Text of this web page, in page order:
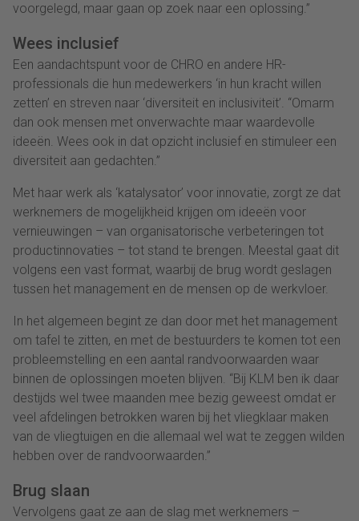
voorgelegd, maar gaan op zoek naar een oplossing.”
Wees inclusief
Een aandachtspunt voor de CHRO en andere HR-
professionals die hun medewerkers ‘in hun kracht willen
zetten’ en streven naar ‘diversiteit en inclusiviteit’. “Omarm
dan ook mensen met onverwachte maar waardevolle
ideeën. Wees ook in dat opzicht inclusief en stimuleer een
diversiteit aan gedachten.”
Met haar werk als ‘katalysator’ voor innovatie, zorgt ze dat
werknemers de mogelijkheid krijgen om ideeën voor
vernieuwingen – van organisatorische verbeteringen tot
productinnovaties – tot stand te brengen. Meestal gaat dit
volgens een vast format, waarbij de brug wordt geslagen
tussen het management en de mensen op de werkvloer.
In het algemeen begint ze dan door met het management
om tafel te zitten, en met de bestuurders te komen tot een
probleemstelling en een aantal randvoorwaarden waar
binnen de oplossingen moeten blijven. “Bij KLM ben ik daar
destijds wel twee maanden mee bezig geweest omdat er
veel afdelingen betrokken waren bij het vliegklaar maken
van de vliegtuigen en die allemaal wel wat te zeggen wilden
hebben over de randvoorwaarden.”
Brug slaan
Vervolgens gaat ze aan de slag met werknemers –